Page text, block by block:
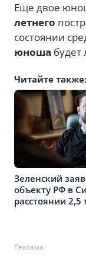
Еще двое
летнего
состоянии
юноша будет
Читайте также:
Зеленский
объекту РФ в
расстоянии 2,5
Реклама